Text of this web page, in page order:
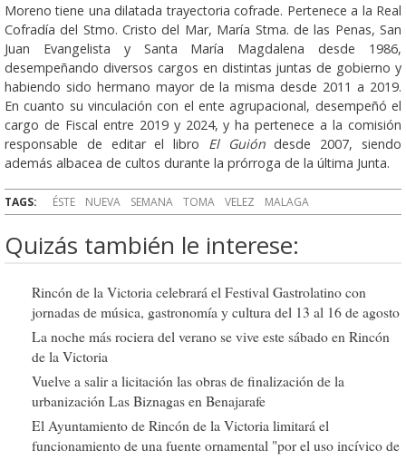
Moreno tiene una dilatada trayectoria cofrade. Pertenece a la Real
Cofradía del Stmo. Cristo del Mar, María Stma. de las Penas, San
Juan Evangelista y Santa María Magdalena desde 1986,
desempeñando diversos cargos en distintas juntas de gobierno y
habiendo sido hermano mayor de la misma desde 2011 a 2019.
En cuanto su vinculación con el ente agrupacional, desempeñó el
cargo de Fiscal entre 2019 y 2024, y ha pertenece a la comisión
responsable de editar el libro El Guióndesde 2007, siendo
además albacea de cultos durante la prórroga de la última Junta.
TAGS: ÉSTE NUEVA SEMANA TOMA VELEZ MALAGA
Quizás también le interese:
Rincón de la Victoria celebrará el Festival Gastrolatino con
jornadas de música, gastronomía y cultura del 13 al 16 de agosto
La noche más rociera del verano se vive este sábado en Rincón
de la Victoria
Vuelve a salir a licitación las obras de finalización de la
urbanización Las Biznagas en Benajarafe
El Ayuntamiento de Rincón de la Victoria limitará el
funcionamiento de una fuente ornamental "por el uso incívico de